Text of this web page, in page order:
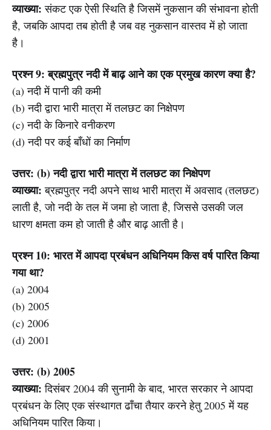
व्याख्या: संकट एक ऐसी स्थिति है जिसमें नुकसान की संभावना होती
है, जबकि आपदा तब होती है जब वह नुकसान वास्तव में हो जाता
है।
प्रश्न 9: ब्रह्मपुत्र नदी में बाढ़ आने का एक प्रमुख कारण क्या है?
(a) नदी में पानी की कमी
(b) नदी द्वारा भारी मात्रा में तलछट का निक्षेपण
(c) नदी के किनारे वनीकरण
(d) नदी पर कई बाँधों का निर्माण
उत्तर: (b) नदी द्वारा भारी मात्रा में तलछट का निक्षेपण
व्याख्या: ब्रह्मपुत्र नदी अपने साथ भारी मात्रा में अवसाद (तलछट)
लाती है, जो नदी के तल में जमा हो जाता है, जिससे उसकी जल
धारण क्षमता कम हो जाती है और बाढ़ आती है।
प्रश्न 10: भारत में आपदा प्रबंधन अधिनियम किस वर्ष पारित किया
गया था?
(a) 2004
(b) 2005
(c) 2006
(d) 2001
उत्तर: (b) 2005
व्याख्या: दिसंबर 2004 की सुनामी के बाद, भारत सरकार ने आपदा
प्रबंधन के लिए एक संस्थागत ढाँचा तैयार करने हेतु 2005 में यह
अधिनियम पारित किया।